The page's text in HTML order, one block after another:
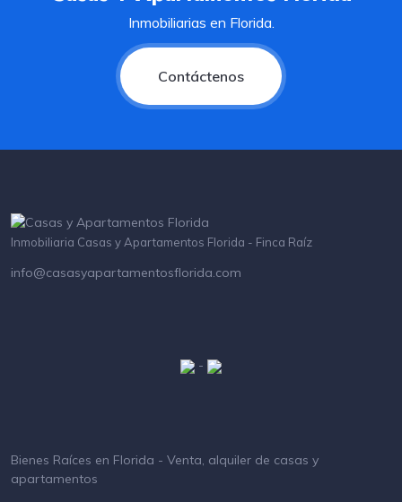
Inmobiliarias en Florida.
Contáctenos
Inmobiliaria Casas y Apartamentos Florida - Finca Raíz
info@casasyapartamentosflorida.com
-
Bienes Raíces en Florida - Venta, alquiler de casas y
apartamentos